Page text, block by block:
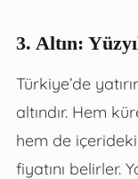
3. Altın:
Türkiye’de
altındır. Hem
hem de
fiyatını belirler.